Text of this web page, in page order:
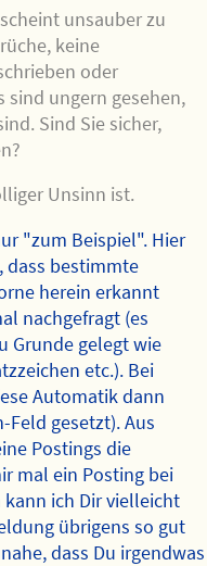
unsauber zu
keine
oder
sind ungern gesehen,
Sind Sie sicher,
Unsinn ist.
"zum Beispiel". Hier
dass bestimmte
herein erkannt
nachgefragt (es
Grunde gelegt wie
etc.). Bei
Automatik dann
gesetzt). Aus
Postings die
mal ein Posting bei
ich Dir vielleicht
übrigens so gut
dass Du irgendwas